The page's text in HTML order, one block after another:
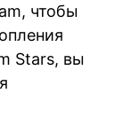
чтобы
Stars, вы